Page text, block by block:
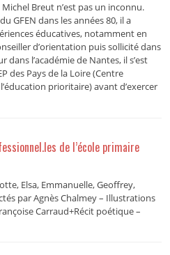
Breut n’est pas un inconnu.
GFEN dans les années 80, il a
éducatives, notamment en
d’orientation puis sollicité dans
l’académie de Nantes, il s’est
des Pays de la Loire (Centre
prioritaire) avant d’exercer
de l’école primaire
Elsa, Emmanuelle, Geoffrey,
par Agnès Chalmey – Illustrations
Carraud+Récit poétique –